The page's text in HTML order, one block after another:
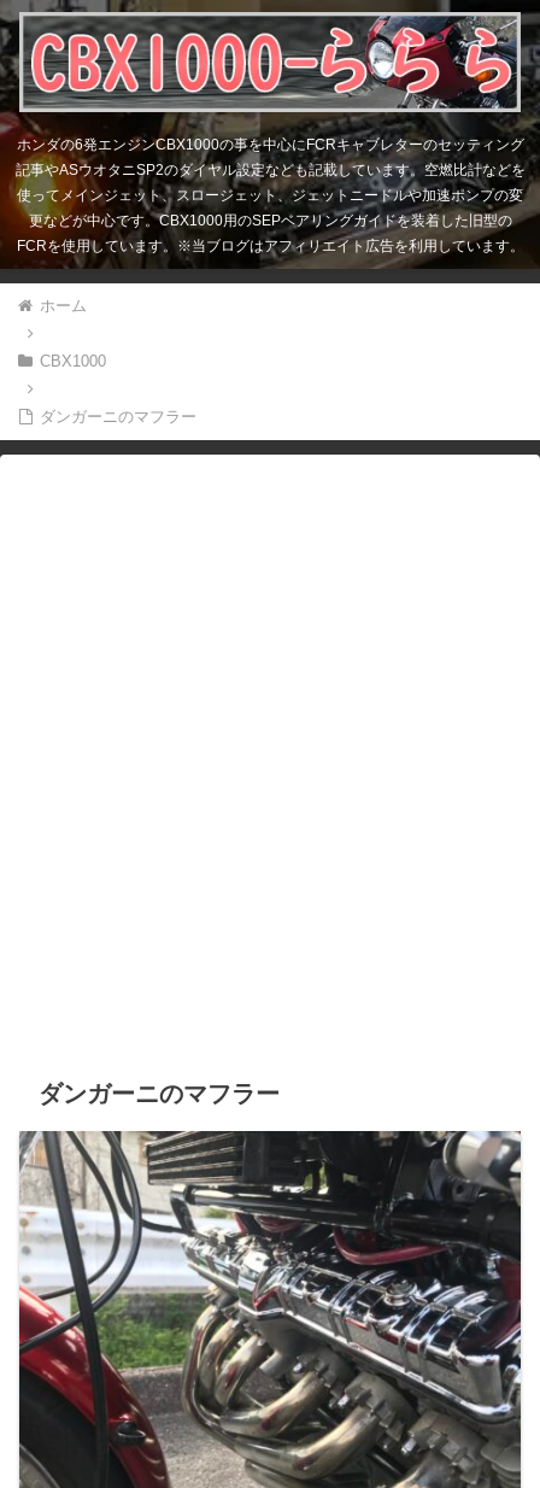
ホンダの6発エンジンCBX1000の事を中心にFCRキャブレターのセッティング
記事やASウオタニSP2のダイヤル設定なども記載しています。空燃比計などを
使ってメインジェット、スロージェット、ジェットニードルや加速ポンプの変
更などが中心です。CBX1000用のSEPベアリングガイドを装着した旧型の
FCRを使用しています。※当ブログはアフィリエイト広告を利用しています。
ホーム
CBX1000
ダンガーニのマフラー
ダンガーニのマフラー